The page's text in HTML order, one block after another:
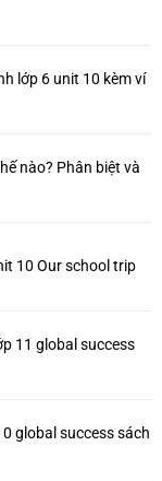
lớp 6 unit 10 kèm ví
nào? Phân biệt và
10 Our school trip
11 global success
global success sách